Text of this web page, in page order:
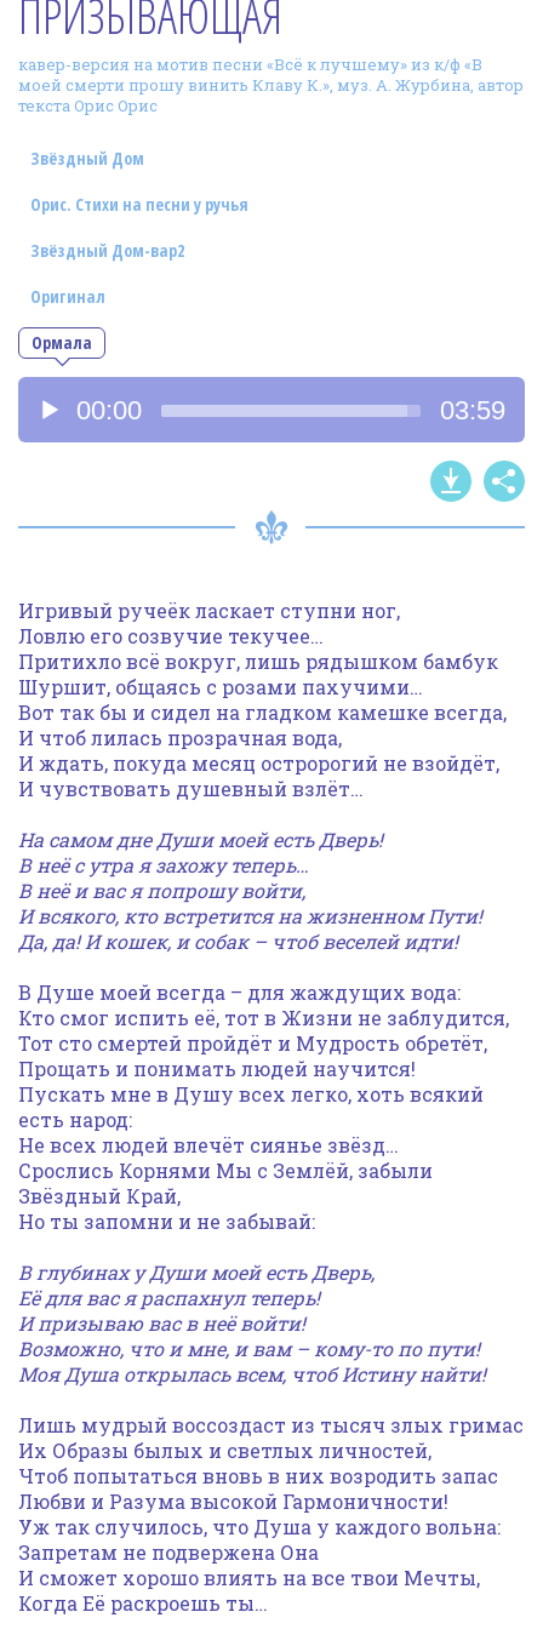
Фотогалерея
In English
Номера песен
ПРИЗЫВАЮЩАЯ
кавер-версия на мотив песни «Всё к лучшему» из к/ф «В
моей смерти прошу винить Клаву К.», муз. А. Журбина, автор
текста Орис Орис
Ормала
Звёздный Дом
Орис. Стихи на песни у ручья
Звёздный Дом-вар2
Оригинал
Аудиоплеер
00:00 03:59
Игривый ручеёк ласкает ступни ног,
Ловлю его созвучие текучее…
Притихло всё вокруг, лишь рядышком бамбук
Шуршит, общаясь с розами пахучими…
Вот так бы и сидел на гладком камешке всегда,
И чтоб лилась прозрачная вода,
И ждать, покуда месяц остророгий не взойдёт,
И чувствовать душевный взлёт…
На самом дне Души моей есть Дверь!
В неё с утра я захожу теперь…
В неё и вас я попрошу войти,
И всякого, кто встретится на жизненном Пути!
Да, да! И кошек, и собак – чтоб веселей идти!
В Душе моей всегда – для жаждущих вода:
Кто смог испить её, тот в Жизни не заблудится,
Тот сто смертей пройдёт и Мудрость обретёт,
Прощать и понимать людей научится!
Пускать мне в Душу всех легко, хоть всякий
есть народ:
Не всех людей влечёт сиянье звёзд…
Срослись Корнями Мы с Землёй, забыли
Звёздный Край,
Но ты запомни и не забывай:
В глубинах у Души моей есть Дверь,
Её для вас я распахнул теперь!
И призываю вас в неё войти!
Возможно, что и мне, и вам – кому-то по пути!
Моя Душа открылась всем, чтоб Истину найти!
Лишь мудрый воссоздаст из тысяч злых гримас
Их Образы былых и светлых личностей,
Чтоб попытаться вновь в них возродить запас
Любви и Разума высокой Гармоничности!
Уж так случилось, что Душа у каждого вольна:
Запретам не подвержена Она
И сможет хорошо влиять на все твои Мечты,
Когда Её раскроешь ты…